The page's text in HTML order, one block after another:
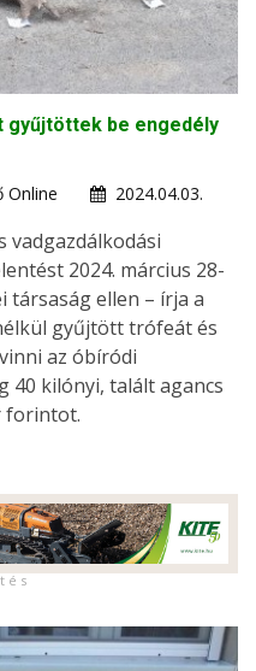
gyűjtöttek be engedély
Online
2024.04.03.
vadgazdálkodási
2024. március 28-
társaság ellen – írja a
gyűjtött trófeát és
az óbíródi
40 kilónyi, talált agancs
forintot.
é s